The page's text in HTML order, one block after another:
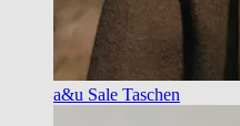
a&u Sale Taschen